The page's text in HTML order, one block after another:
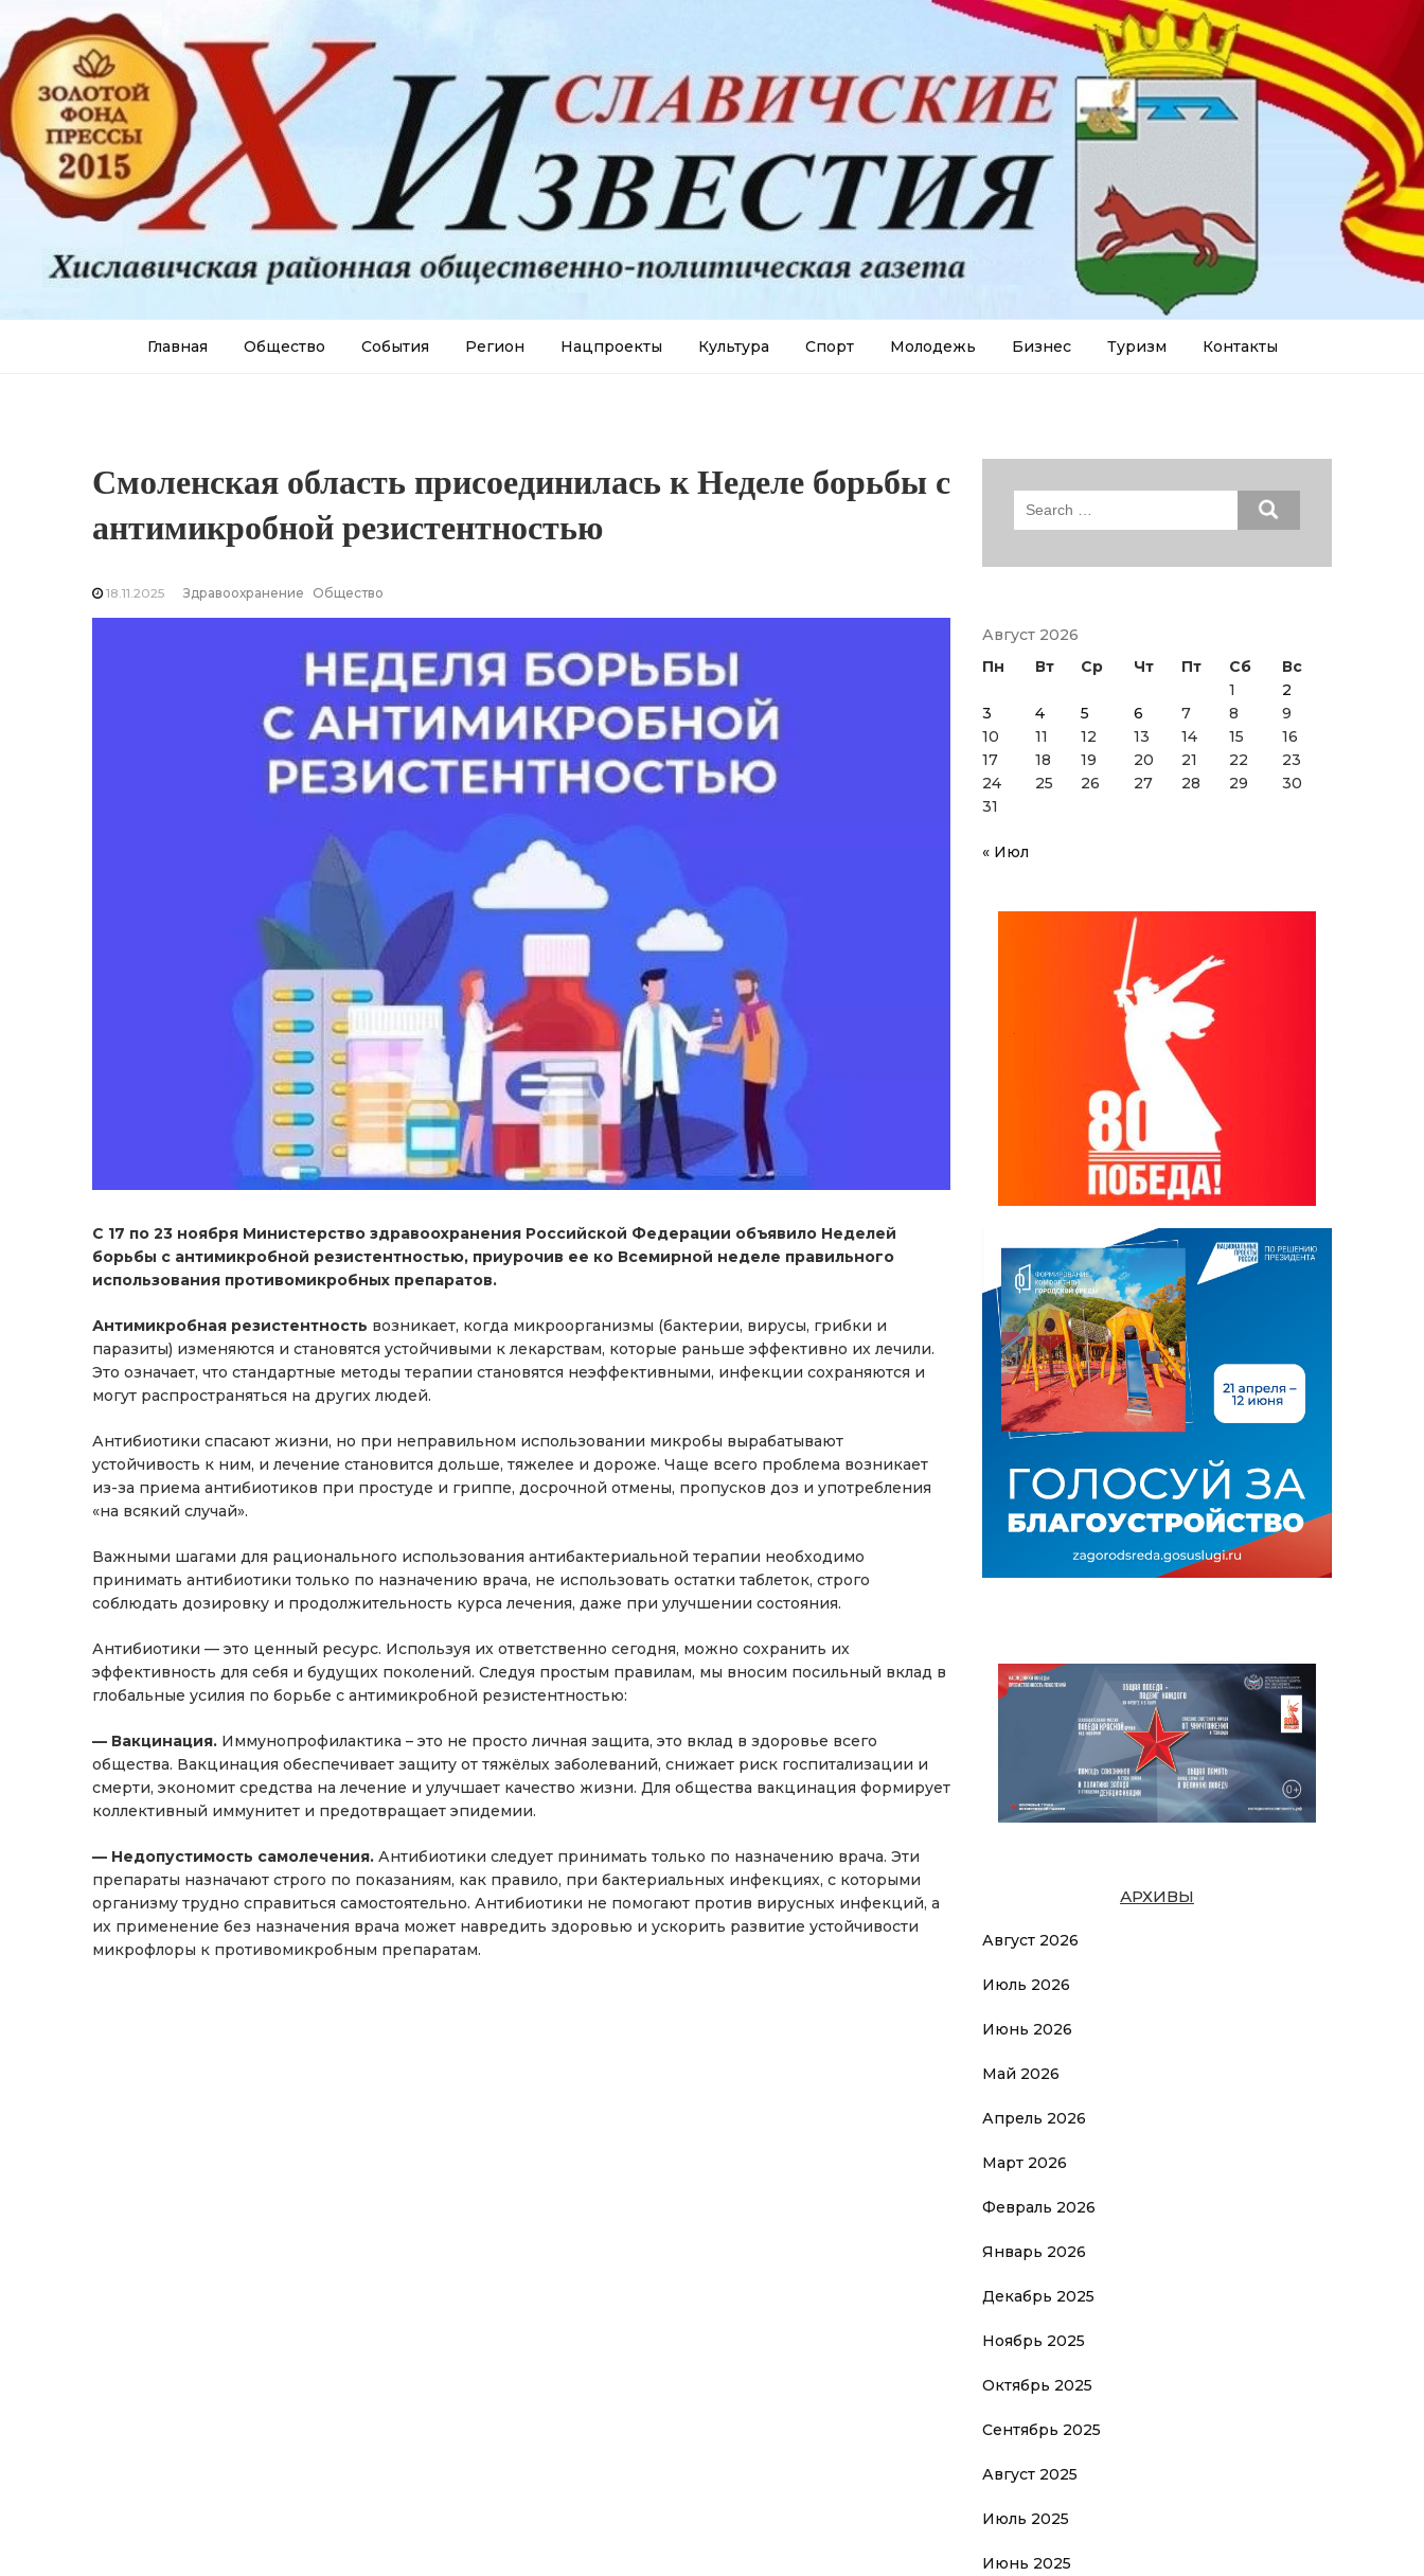
Главная Общество События Регион Нацпроекты Культура Спорт Молодежь Бизнес Туризм Контакты
Смоленская область присоединилась к Неделе борьбы с
антимикробной резистентностью
18.11.2025 Здравоохранение Общество
С 17 по 23 ноября Министерство здравоохранения Российской Федерации объявило Неделей
борьбы с антимикробной резистентностью, приурочив ее ко Всемирной неделе правильного
использования противомикробных препаратов.
Антимикробная резистентность возникает, когда микроорганизмы (бактерии, вирусы, грибки и
паразиты) изменяются и становятся устойчивыми к лекарствам, которые раньше эффективно их лечили.
Это означает, что стандартные методы терапии становятся неэффективными, инфекции сохраняются и
могут распространяться на других людей.
Антибиотики спасают жизни, но при неправильном использовании микробы вырабатывают
устойчивость к ним, и лечение становится дольше, тяжелее и дороже. Чаще всего проблема возникает
из-за приема антибиотиков при простуде и гриппе, досрочной отмены, пропусков доз и употребления
«на всякий случай».
Важными шагами для рационального использования антибактериальной терапии необходимо
принимать антибиотики только по назначению врача, не использовать остатки таблеток, строго
соблюдать дозировку и продолжительность курса лечения, даже при улучшении состояния.
Антибиотики — это ценный ресурс. Используя их ответственно сегодня, можно сохранить их
эффективность для себя и будущих поколений. Следуя простым правилам, мы вносим посильный вклад в
глобальные усилия по борьбе с антимикробной резистентностью:
— Вакцинация. Иммунопрофилактика – это не просто личная защита, это вклад в здоровье всего
общества. Вакцинация обеспечивает защиту от тяжёлых заболеваний, снижает риск госпитализации и
смерти, экономит средства на лечение и улучшает качество жизни. Для общества вакцинация формирует
коллективный иммунитет и предотвращает эпидемии.
— Недопустимость самолечения. Антибиотики следует принимать только по назначению врача. Эти
препараты назначают строго по показаниям, как правило, при бактериальных инфекциях, с которыми
организму трудно справиться самостоятельно. Антибиотики не помогают против вирусных инфекций, а
их применение без назначения врача может навредить здоровью и ускорить развитие устойчивости
микрофлоры к противомикробным препаратам.
Search
Август 2026
Пн
Вт Ср Чт Пт Сб
Вс
1
2
3
4 5 6 7 8
9
10
11 12 13 14 15
16
17
18 19 20 21 22
23
24
25 26 27 28 29
30
31
« Июл
АРХИВЫ
Август 2026
Июль 2026
Июнь 2026
Май 2026
Апрель 2026
Март 2026
Февраль 2026
Январь 2026
Декабрь 2025
Ноябрь 2025
Октябрь 2025
Сентябрь 2025
Август 2025
Июль 2025
Июнь 2025